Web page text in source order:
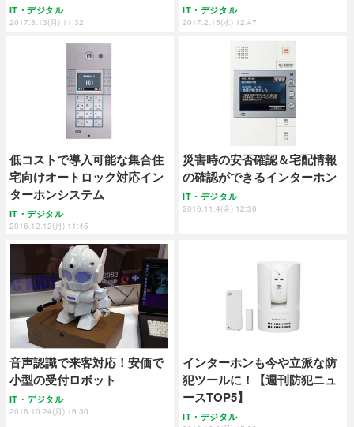
IT・デジタル
2017.3.13(月) 11:32
IT・デジタル
2017.2.15(水) 12:47
低コストで導入可能な集合住
宅向けオートロック対応イン
ターホンシステム
IT・デジタル
2016.12.12(月) 11:45
災害時の安否確認＆宅配情報
の確認ができるインターホン
IT・デジタル
2016.11.4(金) 12:30
音声認識で来客対応！安価で
小型の受付ロボット
IT・デジタル
2016.10.24(月) 16:30
インターホンも今や立派な防
犯ツールに！【週刊防犯ニュ
ースTOP5】
IT・デジタル